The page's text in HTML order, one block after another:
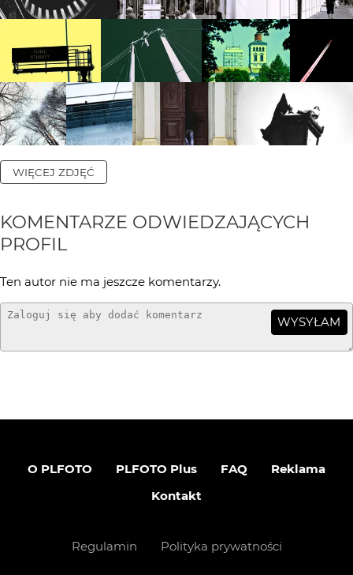
WIĘCEJ ZDJĘĆ
KOMENTARZE ODWIEDZAJĄCYCH
PROFIL
Ten autor nie ma jeszcze komentarzy.
WYSYŁAM
O PLFOTO PLFOTO Plus FAQ
Reklama
Kontakt
Regulamin Polityka prywatności